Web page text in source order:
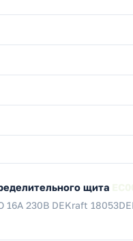
щита
230В DEKraft